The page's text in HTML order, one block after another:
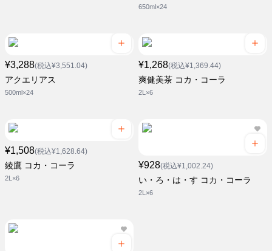
650ml×24
¥3,288(税込¥3,551.04)
アクエリアス
500ml×24
¥1,268(税込¥1,369.44)
爽健美茶 コカ・コーラ
2L×6
¥1,508(税込¥1,628.64)
綾鷹 コカ・コーラ
2L×6
¥928(税込¥1,002.24)
い・ろ・は・す コカ・コーラ
2L×6